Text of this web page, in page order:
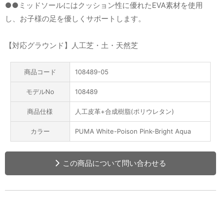
●●ミッドソールにはクッション性に優れたEVA素材を使用
し、お子様の足を優しくサポートします。
【対応グラウンド】人工芝・土・天然芝
商品コード 108489-05
モデルNo 108489
商品仕様 人工皮革+合成樹脂(ポリウレタン)
カラー PUMA White-Poison Pink-Bright Aqua
この商品について問い合わせる